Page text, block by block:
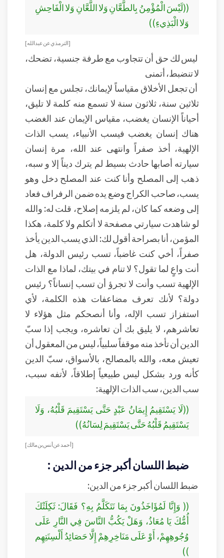
((لَيْسَ الْمُؤْمِنُ بِالطَّعَّانِ وَلا اللَّعَّانِ وَلا الْفَاحِشِ
وَلا الْبَذِيءِ))
[الترمذي عن عبد الله ]
ليس لك حق أن تتجاوب مع طرفة جنسية، تضحك،
لا تنضبط، أتمنى
أن تجعل الأخلاق مقياساً لإيمانك، تجلس مع إنسان
ثلاثين سنة، ثلاثون سنة لا تسمع منه كلمة لا تليق،
أحياناً الإنسان يغضب، مقياس الإيمان عند الغضب
هناك إنسان يغضب فيسب الأنبياء، يسب الذات
الإلهية، أخذ صفراً وانتهى عند الله، مرة إنسان
سيارته أصابها حادث بسيط لم يترك ديناً إلا و سبه،
ذهب إلى المصلح وأنا كنت عند المصلح دخل وهو
يسب، صاحب الكراج وضع يده ضمن الرفراف فعاد
إلى وضعه كما كان، لم يلزمه إصلاح، قلت له: والله
لو شاهدت سيارتي مصفحة لا أتكلم ولا كلمة، هكذا
المؤمن، أنا بصراحة أقول لك: الذي يسب الدين يأخذ
صفراً، أخي كنت غاضباً، تسب رئيس الدولة، هل
أنت واعٍ لما تقول؟ لا تنام في بيتك، لماذا مع الذات
الإلهية تسب وأنت لا تجرؤ أن تسب إنساناً؟ رئيس
دولة؟ لأنك تعرف مضاعفات هذه الكلمة، لأي
استفزاز تسب الإله، وأنا أنصحكم مثل هؤلاء لا
تعاشرهم، لا يليق بك أن تعاشره، ويجب إذا سبّ
الدين أن تأخذ منه موقفاً سلبياً، ليس من المعقول أن
تعيش معه، والله بالمصالح، بالأسواق، سبّ الدين
كأنه ورد بشكل ليس طبيعياً إطلاقاً، لأتفه سبب،
سب الدين، سب الذات الإلهية:
((لَا يَسْتَقِيمُ إِيمَانُ عَبْدٍ حَتَّى يَسْتَقِيمَ قَلْبُهُ، وَلَا
يَسْتَقِيمُ قَلْبُهُ حَتَّى يَسْتَقِيمَ لِسَانُهُ))
[ أحمد عن أنس بن مالك]
ضبط اللسان أكبر جزء من الدين :
ضبط اللسان أكبر جزء من الدين:
(( وَإِنَّا لَمُؤَاخَذُونَ بِمَا نَتَكَلَّمُ بِهِ؟ فَقَالَ: ثَكِلَتْكَ
أُمُّكَ يَا مُعَاذُ، وَهَلْ يَكُبُّ النَّاسَ فِي النَّارِ عَلَى
وُجُوهِهِمْ، أَوْ عَلَى مَنَاخِرِهِمْ إِلَّا حَصَائِدُ أَلْسِنَتِهِم
))